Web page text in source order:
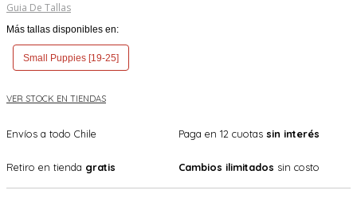
Guia De Tallas
Más tallas disponibles en:
Small Puppies [19-25]
VER STOCK EN TIENDAS
Envíos a todo Chile Paga en 12 cuotas sin interés
Retiro en tienda gratis Cambios ilimitados sin costo